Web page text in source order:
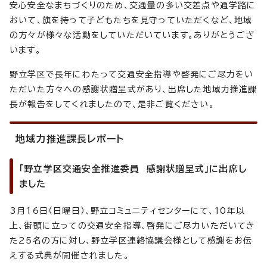
安心安全なまちづくりのため、交通量の多い交差点や通学路に
おいて、旗を持って子どもたちを見守っていただくなど、地域
の方々が様々な活動をしていただいています。ありがとうござ
います。
野立学区で長年にわたって交通安全指導や啓発にご尽力をい
ただいた方々への感謝状贈呈式があり、出席した地域力推進課
長が報告をしてくれましたので、是非ご覧ください。
地域力推進課長レポート
「野立学区交通安全推進委員 感謝状贈呈式」に出席し
ました
3月16日（日曜日）、野立コミュニティセンターにて、10年以
上、街頭に立っての交通安全指導、啓発にご尽力いただいてき
た25名の方に対し、野立学区連絡協議会様として感謝をお伝
えする式典が開催されました。